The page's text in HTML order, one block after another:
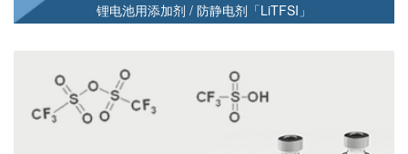
锂电池用添加剂 / 防静电剂「LiTFSI」